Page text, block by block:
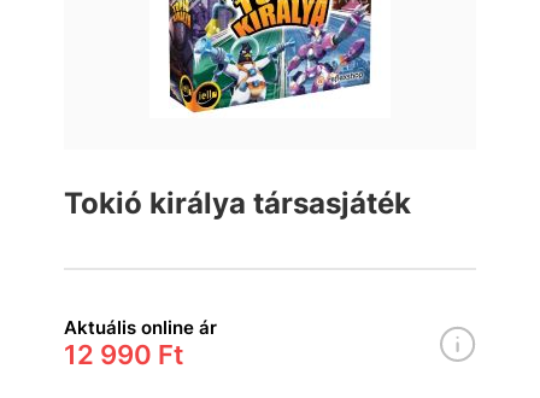
Tokió királya társasjáték
Aktuális online ár
12 990 Ft